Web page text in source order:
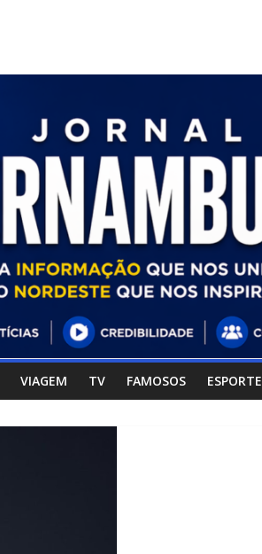
VIAGEM TV FAMOSOS ESPORTE